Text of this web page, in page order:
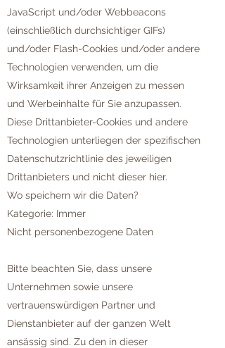
JavaScript und/oder Webbeacons
(einschließlich durchsichtiger GIFs)
und/oder Flash-Cookies und/oder andere
Technologien verwenden, um die
Wirksamkeit ihrer Anzeigen zu messen
und Werbeinhalte für Sie anzupassen.
Diese Drittanbieter-Cookies und andere
Technologien unterliegen der spezifischen
Datenschutzrichtlinie des jeweiligen
Drittanbieters und nicht dieser hier.
Wo speichern wir die Daten?
Kategorie: Immer
Nicht personenbezogene Daten
Bitte beachten Sie, dass unsere
Unternehmen sowie unsere
vertrauenswürdigen Partner und
Dienstanbieter auf der ganzen Welt
ansässig sind. Zu den in dieser